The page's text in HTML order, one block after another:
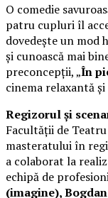
O comedie
patru cupluri îl
dovedește un mod
și cunoască mai
preconcepții, „În
cinema relaxantă
Regizorul și
Facultății de Teatru
masteratului în
a colaborat la
echipă de
(imagine),